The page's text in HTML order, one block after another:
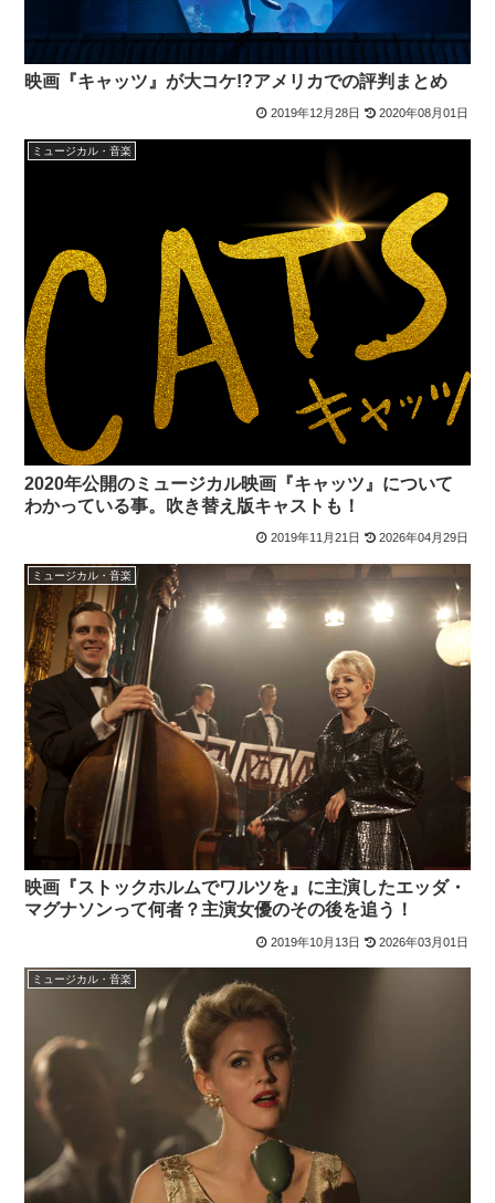
映画『キャッツ』が大コケ!?アメリカでの評判まとめ
2019年12月28日 2020年08月01日
ミュージカル・音楽
2020年公開のミュージカル映画『キャッツ』について
わかっている事。吹き替え版キャストも！
2019年11月21日 2026年04月29日
ミュージカル・音楽
映画『ストックホルムでワルツを』に主演したエッダ・
マグナソンって何者？主演女優のその後を追う！
2019年10月13日 2026年03月01日
ミュージカル・音楽